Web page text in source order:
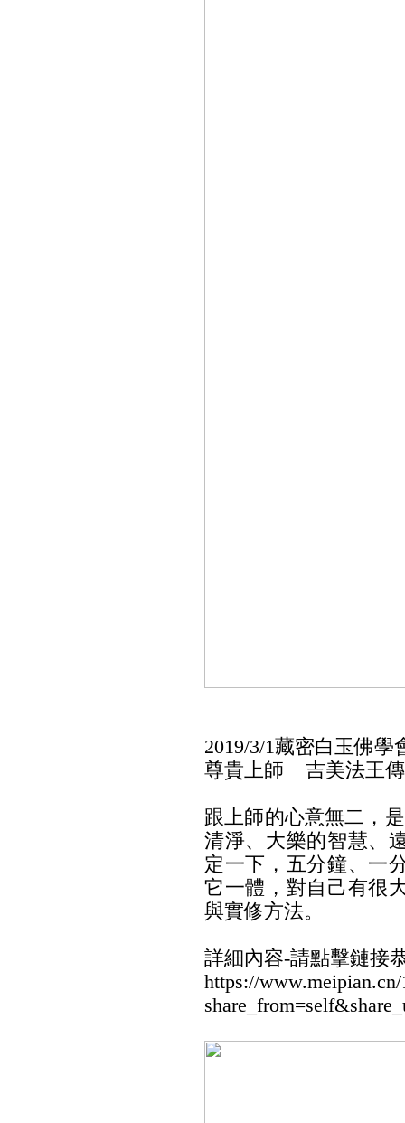
2019/3/1藏密白玉佛
尊貴上師 吉美法王傳
跟上師的心意無二，
清淨、大樂的智慧、
定一下，五分鐘、一
它一體，對自己有很
與實修方法。
詳細內容-請點擊鏈接
https://